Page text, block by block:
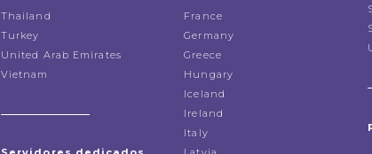
Thailand
Turkey
United Arab Emirates
Vietnam
France
Germany
Greece
Hungary
Iceland
Ireland
Italy